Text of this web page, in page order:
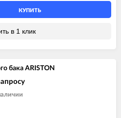
X 24 CF
X 24 FF
X SYSTEM 24 FF
X SYSTEM 24 CF
X SYSTEM 24 FF
X SYSTEM 28 FF
КУПИТЬ
в 1 клик
бака ARISTON